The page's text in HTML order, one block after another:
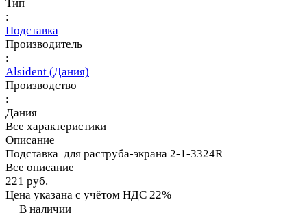
Тип
:
Подставка
Производитель
:
Alsident (Дания)
Производство
:
Дания
Все характеристики
Описание
Подставка для раструба-экрана 2-1-3324R
Все описание
221 руб.
Цена указана с учётом НДС 22%
В наличии